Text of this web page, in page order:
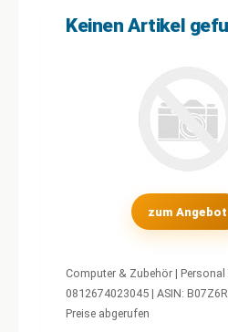
Keinen Artikel
zum Angebot
Computer & Zubehör | Personal
0812674023045 | ASIN:
Preise abgerufen